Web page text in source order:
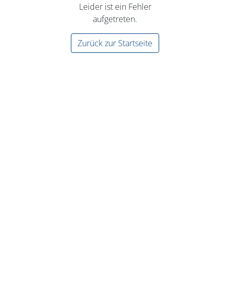
Leider ist ein Fehler
aufgetreten.
Zurück zur Startseite